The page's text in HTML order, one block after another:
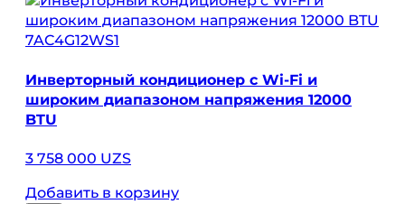
7AC4G12WS1
Инверторный кондиционер с Wi-Fi и
широким диапазоном напряжения 12000
BTU
3 758 000 UZS
Добавить в корзину